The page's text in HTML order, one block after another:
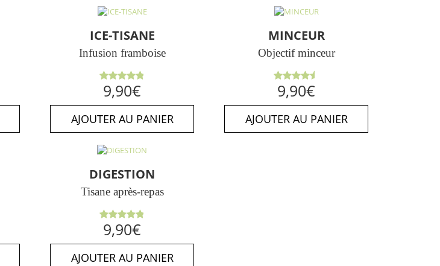
ICE-TISANE
Infusion framboise
Note
4.86sur
5
9,90€
AJOUTER AU PANIER
MINCEUR
Objectif minceur
Note
4.50sur
5
9,90€
AJOUTER AU PANIER
DIGESTION
Tisane après-repas
Note4.89
sur 5
9,90€
AJOUTER AU PANIER